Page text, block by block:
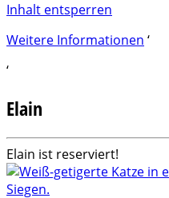
Inhalt entsperren
Weitere Informationen ‘
‘
Elain
Elain ist reserviert!